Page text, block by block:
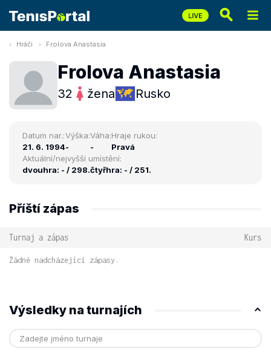
Hráči Frolova Anastasia
Frolova Anastasia
32 žena Rusko
Datum nar.:
21. 6. 1994
Výška:
-
Váha:
-
Hraje rukou:
Pravá
Aktuální/nejvyšší umístění:
dvouhra: - / 298.čtyřhra: - / 251.
Příští zápas
Turnaj a zápas Kurs
Žádné nadcházející zápasy.
Výsledky na turnajích